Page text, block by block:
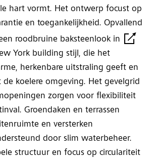
hart vormt. Het ontwerp focust op
en toegankelijkheid. Opvallend
roodbruine baksteenlook in
York building stijl, die het
herkenbare uitstraling geeft en
de koelere omgeving. Het gevelgrid
zorgen voor flexibiliteit
Groendaken en terrassen
en versterken
door slim waterbeheer.
structuur en focus op circulariteit